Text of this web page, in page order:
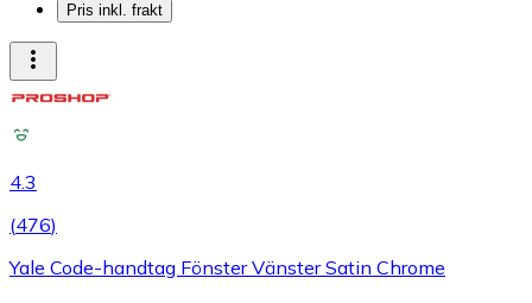
Pris inkl. frakt
4.3
(476)
Yale Code-handtag Fönster Vänster Satin Chrome